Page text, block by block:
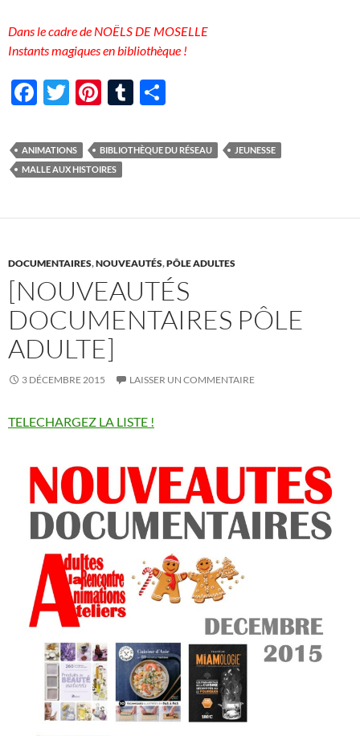
Dans le cadre de NOËLS DE MOSELLE
Instants magiques en bibliothèque !
F
e
b
o
T
itt
er
Pi
er
es
T
m
bl
ta
g
ANIMATIONS BIBLIOTHÈQUE DU RÉSEAU
JEUNESSE
MALLE AUX HISTOIRES
DOCUMENTAIRES,NOUVEAUTÉS,PÔLE ADULTES
[NOUVEAUTÉS
DOCUMENTAIRES PÔLE
ADULTE]
3 DÉCEMBRE 2015 LAISSER UN COMMENTAIRE
TELECHARGEZ LA LISTE !